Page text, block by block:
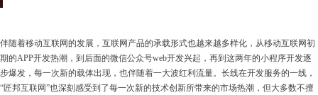
1
2
伴随着移动互联网的发展，互联网产品的承载形式也越来越多样化，从移动互联网初
期的APP开发热潮，到后面的微信公众号web开发兴起，再到这两年的小程序开发逐
步爆发，每一次新的载体出现，也伴随着一大波红利流量。长线在开发服务的一线，
“匠邦互联网”也深刻感受到了每一次新的技术创新所带来的市场热潮，但大多数不擅